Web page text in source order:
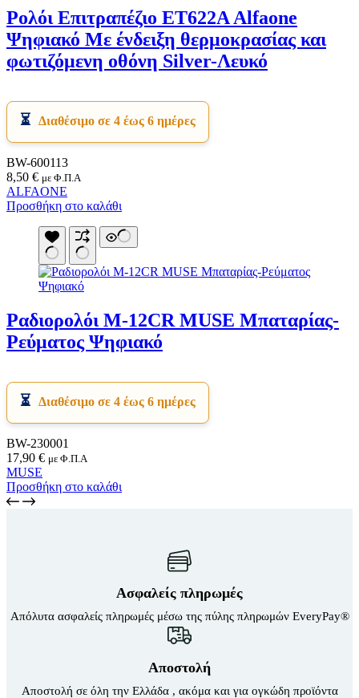
Ρολόι Επιτραπέζιο ET622A Alfaone
Ψηφιακό Με ένδειξη θερμοκρασίας και
φωτιζόμενη οθόνη Silver-Λευκό
Διαθέσιμο σε 4 έως 6 ημέρες
BW-600113
8,50 € με Φ.Π.Α
ALFAONE
Προσθήκη στο καλάθι
Ραδιορολόι M-12CR MUSE Μπαταρίας-
Ρεύματος Ψηφιακό
Διαθέσιμο σε 4 έως 6 ημέρες
BW-230001
17,90 € με Φ.Π.Α
MUSE
Προσθήκη στο καλάθι
Ασφαλείς πληρωμές
Απόλυτα ασφαλείς πληρωμές μέσω της πύλης πληρωμών EveryPay®
Αποστολή
Αποστολή σε όλη την Ελλάδα , ακόμα και για ογκώδη προϊόντα